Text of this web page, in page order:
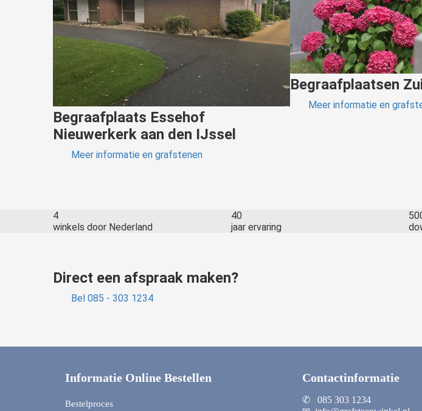
Begraafplaats Essehof
Nieuwerkerk aan den IJssel
Meer informatie en grafstenen
Begraafplaatsen
Meer informatie en
4
winkels door Nederland
40
jaar ervaring
Direct een afspraak maken?
Bel 085 - 303 1234
Informatie Online Bestellen
Bestelproces
Contactinformatie
✆ 085 303 1234